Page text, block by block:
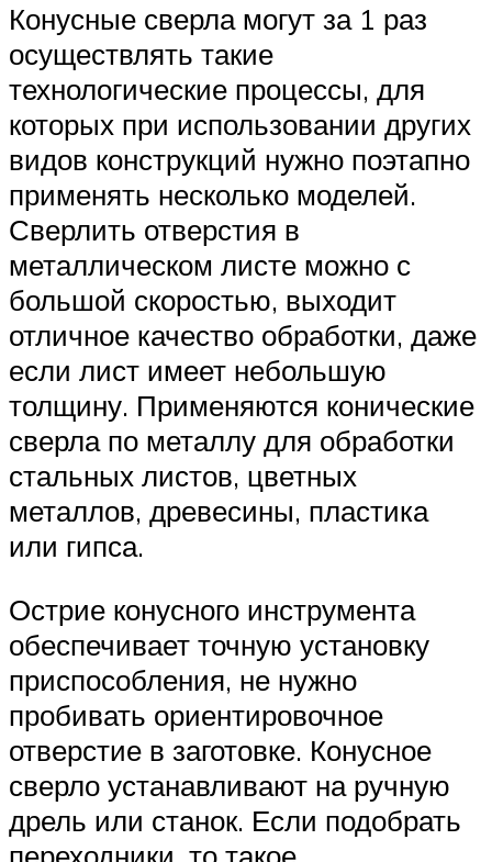
Конусные сверла могут за 1 раз
осуществлять такие
технологические процессы, для
которых при использовании других
видов конструкций нужно поэтапно
применять несколько моделей.
Сверлить отверстия в
металлическом листе можно с
большой скоростью, выходит
отличное качество обработки, даже
если лист имеет небольшую
толщину. Применяются конические
сверла по металлу для обработки
стальных листов, цветных
металлов, древесины, пластика
или гипса.
Острие конусного инструмента
обеспечивает точную установку
приспособления, не нужно
пробивать ориентировочное
отверстие в заготовке. Конусное
сверло устанавливают на ручную
дрель или станок. Если подобрать